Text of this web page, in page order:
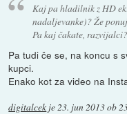
Kaj pa hladilnik z HD
nadaljevanke)? Že
Pa kaj čakate,
Pa tudi če se, na koncu s
kupci.
Enako kot za video na
digitalcek je 23. jun 2013 ob